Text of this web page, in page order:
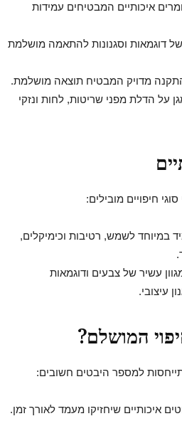
איכותיים המבטיחים עמידות
דוגמאות וסגנונות להתאמה מושלמת
מדויק המבטיח תוצאה מושלמת.
על הדלת מפני שריטות, לחות ונזקי
חיפויים מובילים:
במיוחד לשמש, רטיבות וכימיקלים,
עשיר של צבעים ודוגמאות
עיצובי.
המושלם?
למספר היבטים חשובים:
איכותיים שיחזיקו מעמד לאורך זמן.